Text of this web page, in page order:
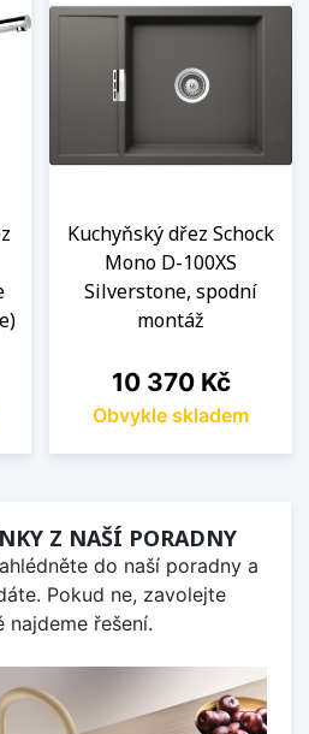
Kuchyňský dřez Schock
Mono D-100XS
Silverstone, spodní
montáž
Cena
10 370 Kč
Obvykle skladem
Z NAŠÍ PORADNY
do naší poradny a
Pokud ne, zavolejte
najdeme řešení.